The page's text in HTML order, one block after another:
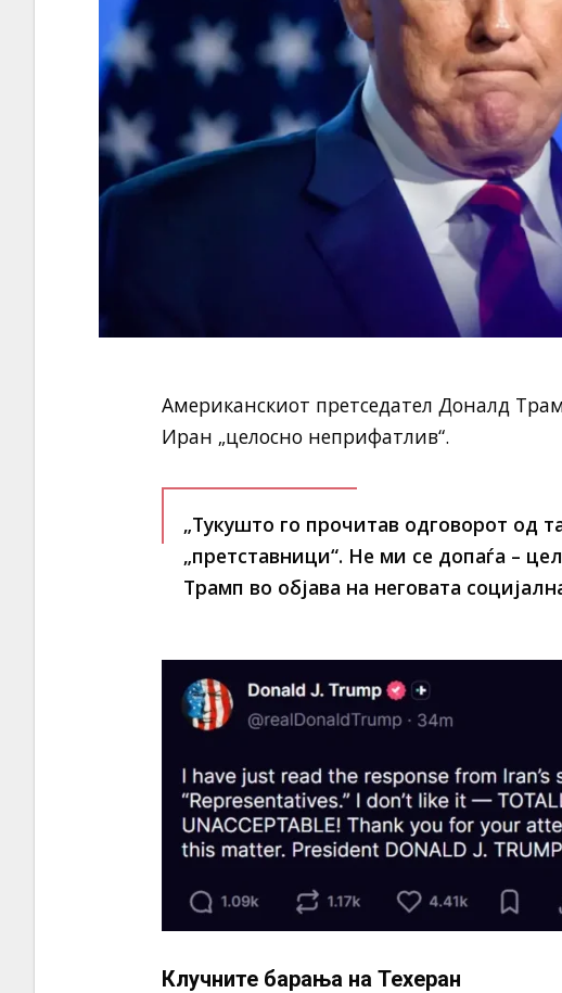
Американскиот претседател Доналд
Иран „целосно неприфатлив“.
„Тукушто го прочитав одговорот од
„претставници“. Не ми се допаѓа –
Трамп во објава на неговата
Клучните барања на Техеран